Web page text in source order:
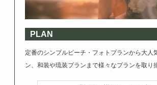
PLAN
定番のシンプルビーチ・フォトプランから大人
ン、和装や琉装プランまで様々なプランを取り